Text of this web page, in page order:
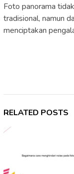
Foto panorama
tradisional, namun
menciptakan
RELATED POSTS